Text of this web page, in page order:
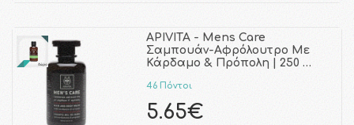
APIVITA - Mens Care
Σαμπουάν-Αφρόλουτρο Mε
Κάρδαμο & Πρόπολη | 250 …
46 Πόντοι
5.65€